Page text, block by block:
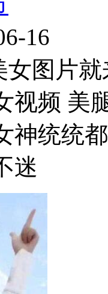
16
女图片
视频 美
神统统
迷